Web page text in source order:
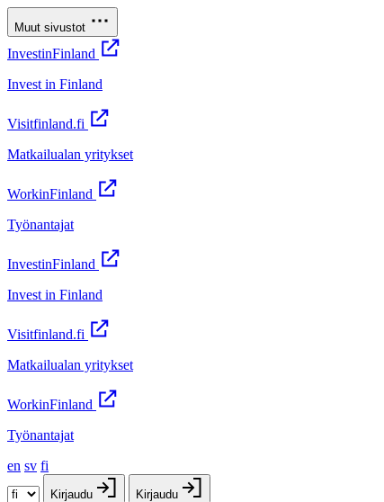
Muut sivustot
InvestinFinland
Invest in Finland
Visitfinland.fi
Matkailualan yritykset
WorkinFinland
Työnantajat
InvestinFinland
Invest in Finland
Visitfinland.fi
Matkailualan yritykset
WorkinFinland
Työnantajat
en sv fi
Kirjaudu Kirjaudu